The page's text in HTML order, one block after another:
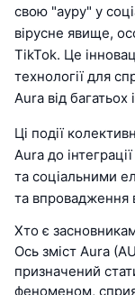
свою "ауру" у
вірусне явище,
TikTok. Це
технології для
Aura від
Ці події
Aura до
та соціальними
та впровадження
Хто є
Ось зміст Aura
призначений
феноменом,